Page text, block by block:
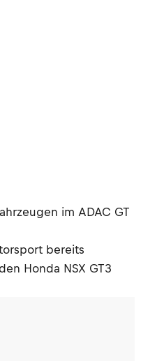
im ADAC GT
bereits
Honda NSX GT3